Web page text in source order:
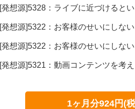
[発想源]5328：ライブに近づけると
[発想源]5322：お客様のせいにしな
[発想源]5322：お客様のせいにしな
[発想源]5321：動画コンテンツを考
1ヶ月分924円(